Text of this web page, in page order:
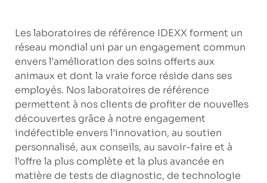
Les laboratoires de référence IDEXX forment un
réseau mondial uni par un engagement commun
envers l’amélioration des soins offerts aux
animaux et dont la vraie force réside dans ses
employés. Nos laboratoires de référence
permettent à nos clients de profiter de nouvelles
découvertes grâce à notre engagement
indéfectible envers l’innovation, au soutien
personnalisé, aux conseils, au savoir-faire et à
l’offre la plus complète et la plus avancée en
matière de tests de diagnostic, de technologie